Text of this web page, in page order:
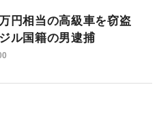
円相当の高級車を窃盗
ル国籍の男逮捕